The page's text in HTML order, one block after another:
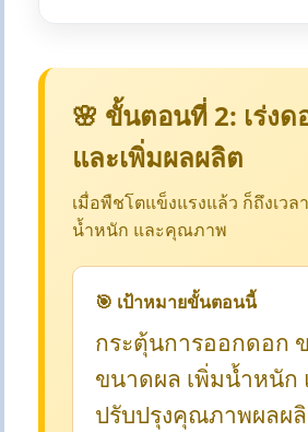
🌸 ขั้นตอนที่ 2: เร่งด
และเพิ่มผลผลิต
เมื่อพืชโตแข็งแรงแล้ว ก็ถึงเวล
น้ำหนัก และคุณภาพ
🎯 เป้าหมายขั้นตอนนี้
กระตุ้นการออกดอก
ขนาดผล เพิ่มน้ำหนัก
ปรับปรุงคุณภาพผลผลิ